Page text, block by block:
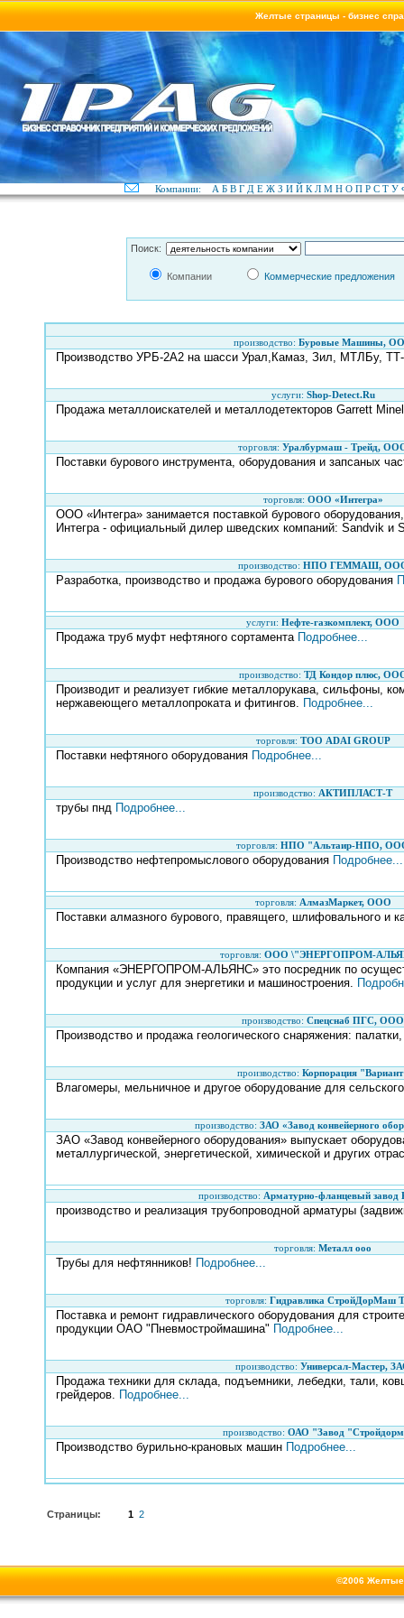
Желтые страницы - бизнес
Компании: А Б В Г Д Е Ж З И Й К Л М Н О П Р С Т У
Поиск:
Компании Коммерческие предложения
производство: Буровые Машины,
Производство УРБ-2А2 на шасси Урал,Камаз, Зил, МТЛБу,
услуги: Shop-Detect.Ru
Продажа металлоискателей и металлодетекторов Garrett
торговля: Уралбурмаш - Трейд,
Поставки бурового инструмента, оборудования и запсаных
торговля: ООО «Интегра»
ООО «Интегра» занимается поставкой бурового
Интегра - официальный дилер шведских компаний: Sandvik и
производство: НПО ГЕММАШ,
Разработка, производство и продажа бурового оборудования
услуги: Нефте-газкомплект, ООО
Продажа труб муфт нефтяного сортаментаПодробнее...
производство: ТД Кондор плюс,
Производит и реализует гибкие металлорукава, сильфоны,
нержавеющего металлопроката и фитингов. Подробнее...
торговля: ТОО ADAI GROUP
Поставки нефтяного оборудования Подробнее...
производство: АКТИПЛАСТ-Т
трубы пнд Подробнее...
торговля: НПО "Альтаир-НПО,
Производство нефтепромыслового оборудования Подробнее...
торговля: АлмазМаркет, ООО
Поставки алмазного бурового, правящего, шлифовального и
торговля: ООО \"ЭНЕРГОПРОМ-
Компания «ЭНЕРГОПРОМ-АЛЬЯНС» это посредник по
продукции и услуг для энергетики и машиностроения.
производство: Спецснаб ПГС, ООО
Производство и продажа геологического снаряжения:
производство: Корпорация
Влагомеры, мельничное и другое оборудование для
производство: ЗАО «Завод конвейерного
ЗАО «Завод конвейерного оборудования» выпускает
металлургической, энергетической, химической и других
производство: Арматурно-фланцевый завод
производство и реализация трубопроводной арматуры
торговля: Металл ооо
Трубы для нефтянников! Подробнее...
торговля: Гидравлика СтройДорМаш
Поставка и ремонт гидравлического оборудования для
продукции ОАО "Пневмостроймашина" Подробнее...
производство: Универсал-Мастер,
Продажа техники для склада, подъемники, лебедки, тали,
грейдеров. Подробнее...
производство: ОАО "Завод
Производство бурильно-крановых машин Подробнее...
Страницы: 1 2
©2006 Желтые